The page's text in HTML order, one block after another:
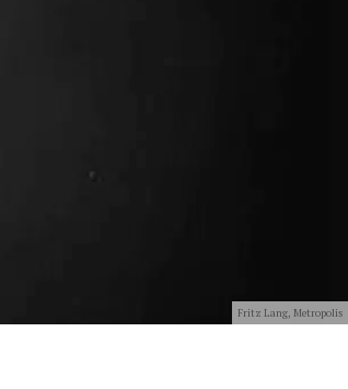
Fritz Lang, Metropolis